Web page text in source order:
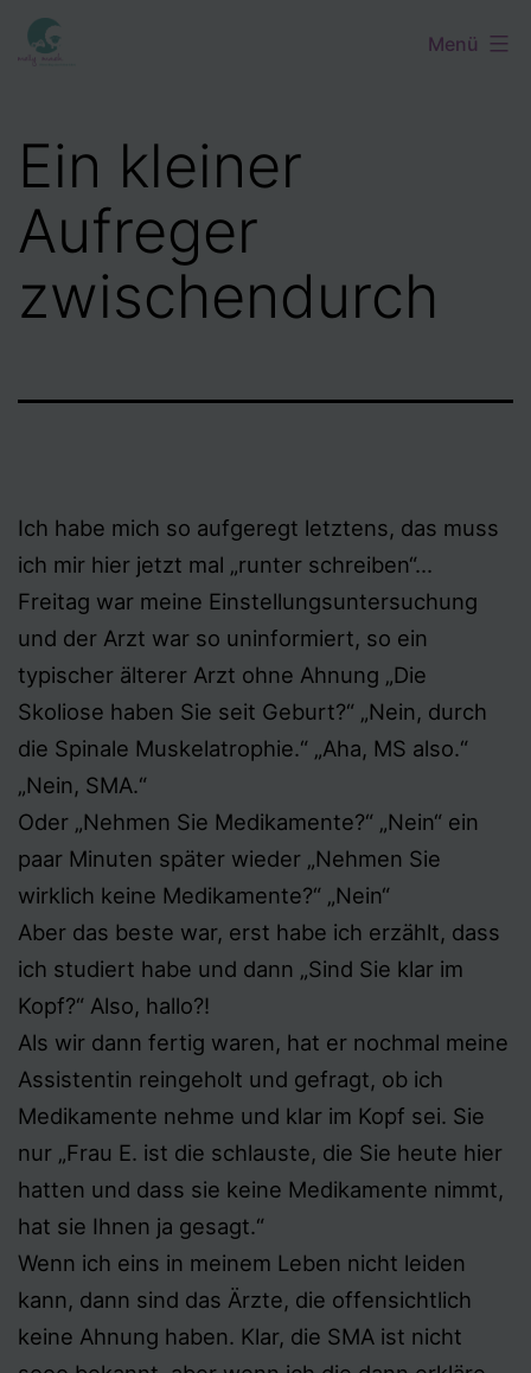
Zum
Inhalt
Menü
Ein kleiner
Aufreger
zwischendurch
Ich habe mich so aufgeregt letztens, das muss
ich mir hier jetzt mal „runter schreiben“…
Freitag war meine Einstellungsuntersuchung
und der Arzt war so uninformiert, so ein
typischer älterer Arzt ohne Ahnung „Die
Skoliose haben Sie seit Geburt?“ „Nein, durch
die Spinale Muskelatrophie.“ „Aha, MS also.“
„Nein, SMA.“
Oder „Nehmen Sie Medikamente?“ „Nein“ ein
paar Minuten später wieder „Nehmen Sie
wirklich keine Medikamente?“ „Nein“
Aber das beste war, erst habe ich erzählt, dass
ich studiert habe und dann „Sind Sie klar im
Kopf?“ Also, hallo?!
Als wir dann fertig waren, hat er nochmal meine
Assistentin reingeholt und gefragt, ob ich
Medikamente nehme und klar im Kopf sei. Sie
nur „Frau E. ist die schlauste, die Sie heute hier
hatten und dass sie keine Medikamente nimmt,
hat sie Ihnen ja gesagt.“
Wenn ich eins in meinem Leben nicht leiden
kann, dann sind das Ärzte, die offensichtlich
keine Ahnung haben. Klar, die SMA ist nicht